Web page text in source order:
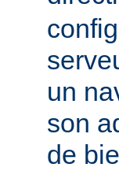
un
son
de